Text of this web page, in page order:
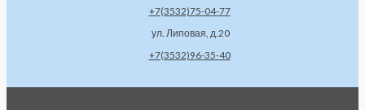
+7(3532)75-04-77
ул. Липовая, д.20
+7(3532)96-35-40